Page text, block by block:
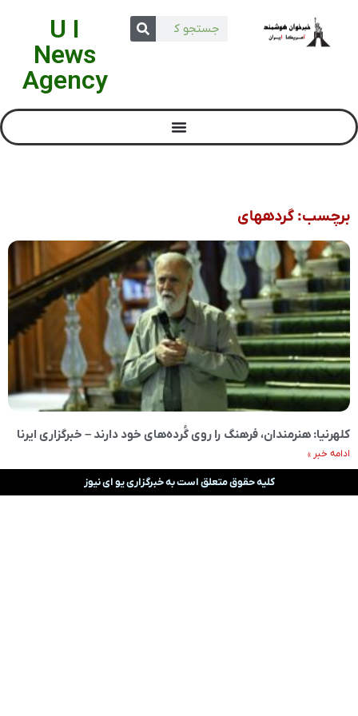
U I
News
Agency
برچسب: گردههای
کلهرنیا: هنرمندان، فرهنگ را روی گُرده‌های خود دارند – خبرگزاری ایرنا
ادامه خبر »
کلیه حقوق متعلق است به خبرگزاری یو ای نیوز